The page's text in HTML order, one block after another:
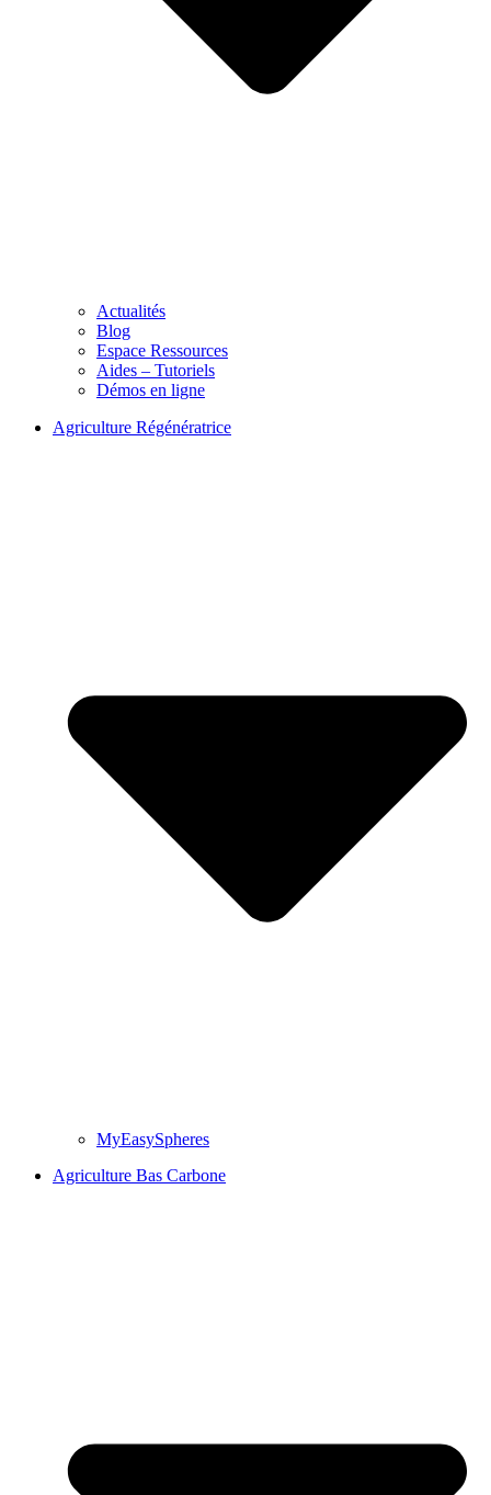
Actualités
Blog
Espace Ressources
Aides – Tutoriels
Démos en ligne
Agriculture Régénératrice
MyEasySpheres
Agriculture Bas Carbone